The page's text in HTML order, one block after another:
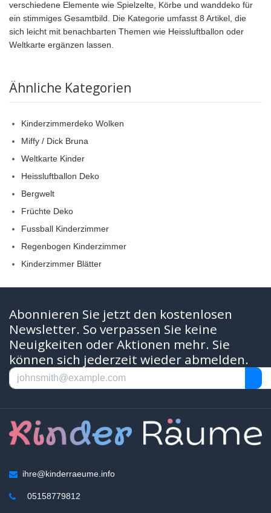
verschiedene Elemente wie Spielzelte, Körbe und wanddeko für
ein stimmiges Gesamtbild. Die Kategorie umfasst 8 Artikel, die
sich leicht mit benachbarten Themen wie Heissluftballon oder
Weltkarte ergänzen lassen.
Ähnliche Kategorien
Kinderzimmerdeko Wolken
Miffy / Dick Bruna
Weltkarte Kinder
Heissluftballon Deko
Bergwelt
Früchte Deko
Fussball Kinderzimmer
Regenbogen Kinderzimmer
Kinderzimmer Blätter
Abonnieren Sie jetzt den kostenlosen
Newsletter. So verpassen Sie keine
Neuigkeiten oder Aktionen mehr. Sie
können sich jederzeit wieder abmelden.
ihre@kinderraeume.info
05158779812